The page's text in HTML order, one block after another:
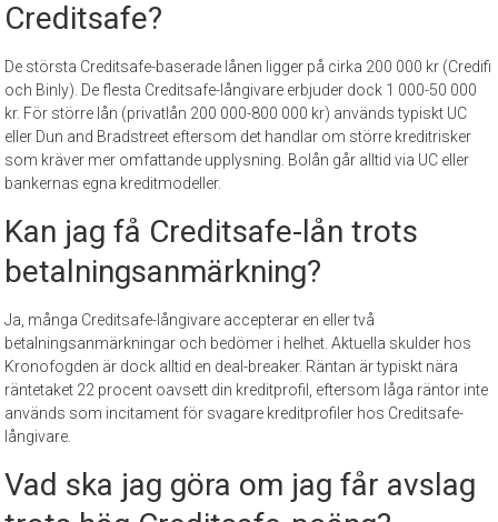
Creditsafe?
De största Creditsafe-baserade lånen ligger på cirka 200 000 kr (Credifi
och Binly). De flesta Creditsafe-långivare erbjuder dock 1 000-50 000
kr. För större lån (privatlån 200 000-800 000 kr) används typiskt UC
eller Dun and Bradstreet eftersom det handlar om större kreditrisker
som kräver mer omfattande upplysning. Bolån går alltid via UC eller
bankernas egna kreditmodeller.
Kan jag få Creditsafe-lån trots
betalningsanmärkning?
Ja, många Creditsafe-långivare accepterar en eller två
betalningsanmärkningar och bedömer i helhet. Aktuella skulder hos
Kronofogden är dock alltid en deal-breaker. Räntan är typiskt nära
räntetaket 22 procent oavsett din kreditprofil, eftersom låga räntor inte
används som incitament för svagare kreditprofiler hos Creditsafe-
långivare.
Vad ska jag göra om jag får avslag